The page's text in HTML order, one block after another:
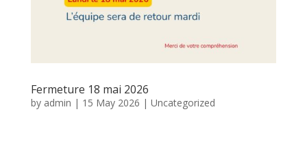
Fermeture 18 mai 2026
by admin | 15 May 2026 | Uncategorized